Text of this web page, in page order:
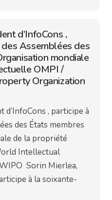
d’InfoCons ,
Assemblées des
mondiale
OMPI /
Organization
d’InfoCons , participe à
des États membres
de la propriété
Intellectual
Sorin Mierlea,
à la soixante-